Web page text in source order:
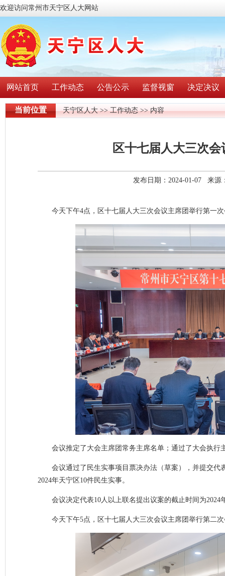
欢迎访问常州市天宁区人大网站
网站首页 工作动态 公告公示 监督视窗 决定决议
当前位置 天宁区人大>>工作动态>> 内容
区十七届人大三次
发布日期：2024-01-07 来源
今天下午4点，区十七届人大三次会议主席团举行第一
会议推定了大会主席团常务主席名单；通过了大会执
会议通过了民生实事项目票决办法（草案），并提交
2024年天宁区10件民生实事。
会议决定代表10人以上联名提出议案的截止时间为2024
今天下午5点，区十七届人大三次会议主席团举行第二